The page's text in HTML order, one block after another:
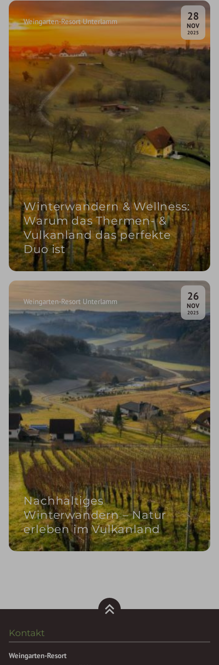
28
NOV.
2025
Winterwandern & Wellness:
Warum das Thermen- &
Vulkanland das perfekte
Duo ist
Weingarten-Resort Unterlamm
26
NOV.
2025
Nachhaltiges
Winterwandern – Natur
erleben im Vulkanland
Weingarten-Resort Unterlamm
Kontakt
Weingarten-Resort